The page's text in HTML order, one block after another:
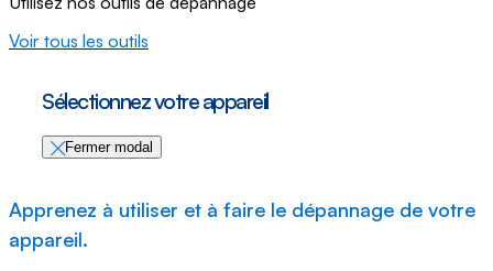
Voir tous les outils
Sélectionnez votre appareil
Fermer modal
Apprenez à utiliser et à faire le dépannage de votre
appareil.